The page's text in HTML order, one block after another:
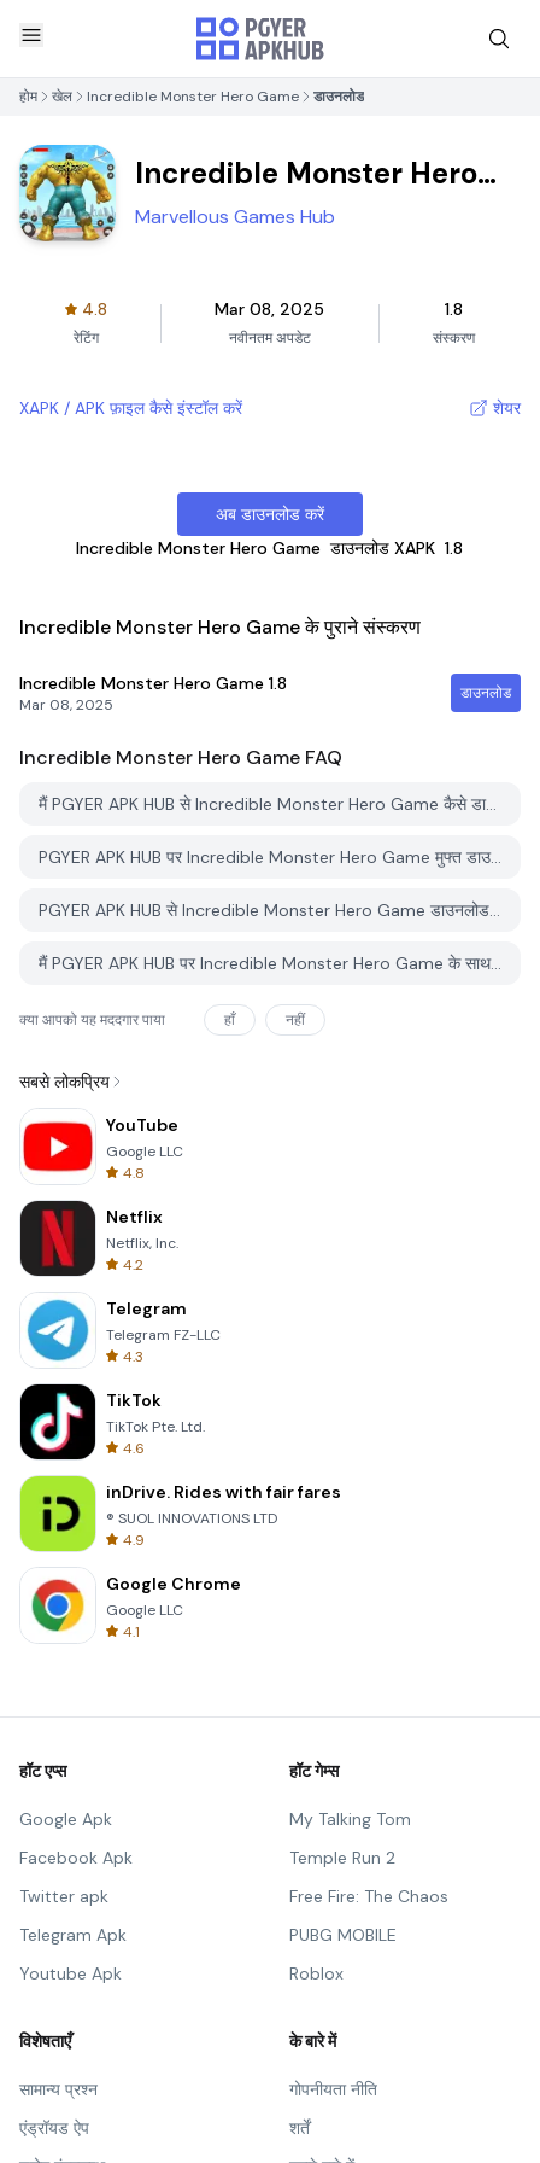
होम खेल Incredible Monster Hero Game डाउनलोड
Incredible Monster Hero
Game
Marvellous Games Hub
4.8
रेटिंग
Mar 08, 2025
नवीनतम अपडेट
1.8
संस्करण
XAPK / APK फ़ाइल कैसे इंस्टॉल करें शेयर
अब डाउनलोड करें
Incredible Monster Hero Game डाउनलोड XAPK 1.8
Incredible Monster Hero Game के पुराने संस्करण
Incredible Monster Hero Game 1.8
Mar 08, 2025
डाउनलोड
Incredible Monster Hero Game FAQ
मैं PGYER APK HUB से Incredible Monster Hero Game कैसे डाउनलोड करूं?
PGYER APK HUB पर Incredible Monster Hero Game मुफ्त डाउनलोड करने के लिए है?
PGYER APK HUB से Incredible Monster Hero Game डाउनलोड करने के लिए मुझे एक खाता चाहिए?
मैं PGYER APK HUB पर Incredible Monster Hero Game के साथ समस्या कैसे रिपोर्ट कर सकता हूँ?
क्या आपको यह मददगार पाया हाँ नहीं
सबसे लोकप्रिय
YouTube
Google LLC
4.8
Netflix
Netflix, Inc.
4.2
Telegram
Telegram FZ-LLC
4.3
TikTok
TikTok Pte. Ltd.
4.6
inDrive. Rides with fair fares
® SUOL INNOVATIONS LTD
4.9
Google Chrome
Google LLC
4.1
हॉट एप्स
Google Apk
Facebook Apk
Twitter apk
Telegram Apk
Youtube Apk
हॉट गेम्स
My Talking Tom
Temple Run 2
Free Fire: The Chaos
PUBG MOBILE
Roblox
विशेषताएँ
सामान्य प्रश्न
एंड्रॉयड ऐप
के बारे में
गोपनीयता नीति
शर्तें